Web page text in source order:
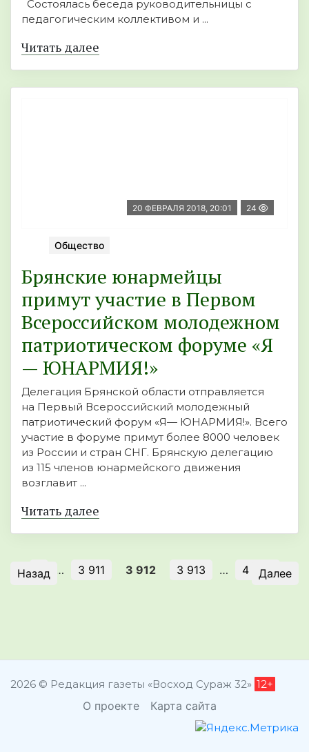
Состоялась беседа руководительницы с
педагогическим коллективом и ...
Читать далее
20 ФЕВРАЛЯ 2018, 20:01 24
Общество
Брянские юнармейцы
примут участие в Первом
Всероссийском молодежном
патриотическом форуме «Я
— ЮНАРМИЯ!»
Делегация Брянской области отправляется
на Первый Всероссийский молодежный
патриотический форум «Я— ЮНАРМИЯ!». Всего
участие в форуме примут более 8000 человек
из России и стран СНГ. Брянскую делегацию
из 115 членов юнармейского движения
возглавит ...
Читать далее
Назад
1 … 3 911 3 912 3 913 … 4 008Далее
2026 © Редакция газеты «Восход Сураж 32» 12+
О проекте Карта сайта